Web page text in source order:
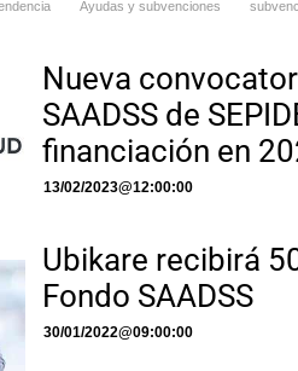
Ayudas y subvenciones
Nueva
SAADSS de
financiación en
13/02/2023@12:00:00
Ubikare recibirá
Fondo SAADSS
30/01/2022@09:00:00